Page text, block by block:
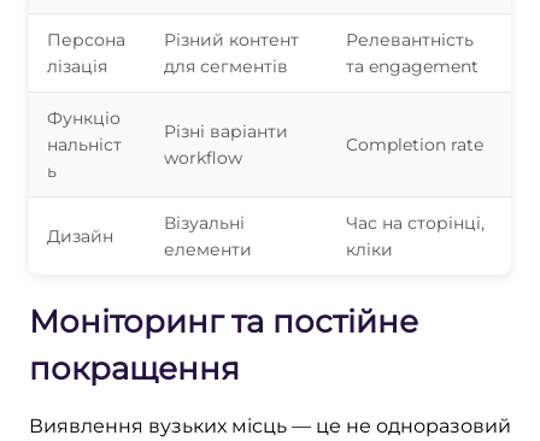
Персона
лізація
Різний контент
для сегментів
Релевантність
та engagement
Функціо
нальніст
ь
Різні варіанти
workflow
Completion rate
Дизайн
Візуальні
елементи
Час на сторінці,
кліки
Моніторинг та постійне
покращення
Виявлення вузьких місць — це не одноразовий